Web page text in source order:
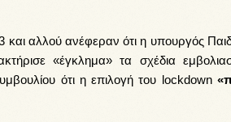
αλλού ανέφεραν ότι η υπουργός
«έγκλημα» τα σχέδια
ότι η επιλογή του lockdown